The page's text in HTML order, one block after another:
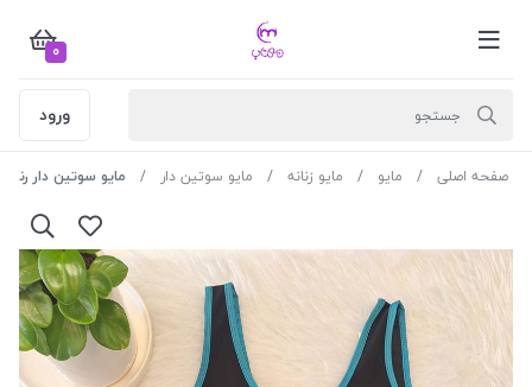
0
ورود
صفحه اصلی مایو مایو زنانه مایو سوتین دار مایو سوتین دار رنگ